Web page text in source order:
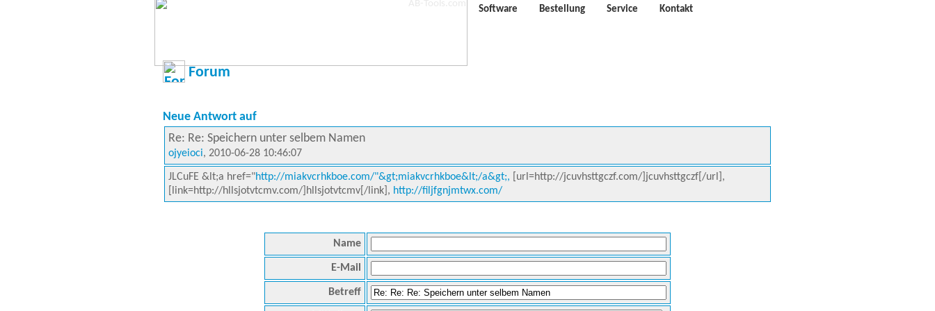
Software Bestellung Service Kontakt
Forum
Neue Antwort auf
Re: Re: Speichern unter selbem Namen
ojyeioci, 2010-06-28 10:46:07
JLCuFE &lt;a href="http://miakvcrhkboe.com/"&gt;miakvcrhkboe&lt;/a&gt;, [url=http://jcuvhsttgczf.com/]jcuvhsttgczf[/url],
[link=http://hllsjotvtcmv.com/]hllsjotvtcmv[/link], http://filjfgnjmtwx.com/
Name
E-Mail
Betreff